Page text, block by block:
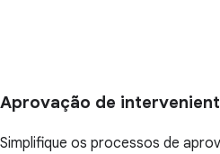
Aprovação de
Simplifique os processos de